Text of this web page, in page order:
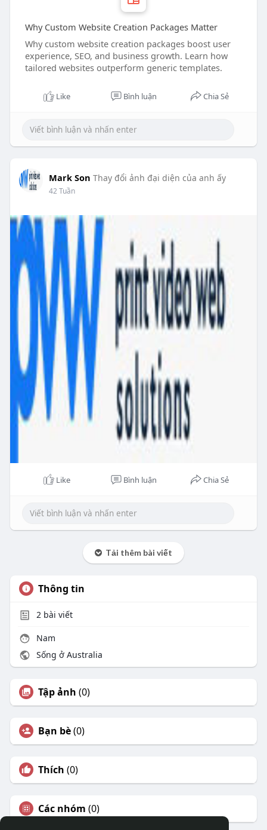
Why Custom Website Creation Packages Matter
Why custom website creation packages boost user
experience, SEO, and business growth. Learn how
tailored websites outperform generic templates.
Like Bình luận Chia Sẻ
Mark Son Thay đổi ảnh đại diện của anh ấy
42 Tuần
Like Bình luận Chia Sẻ
Tải thêm bài viết
Thông tin
2bài viết
Nam
Sống ở Australia
Tập ảnh (0)
Bạn bè(0)
Thích (0)
Các nhóm (0)